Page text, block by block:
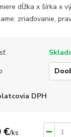
dĺžka x šírka x
zriaďovanie,
DPH
€/ks